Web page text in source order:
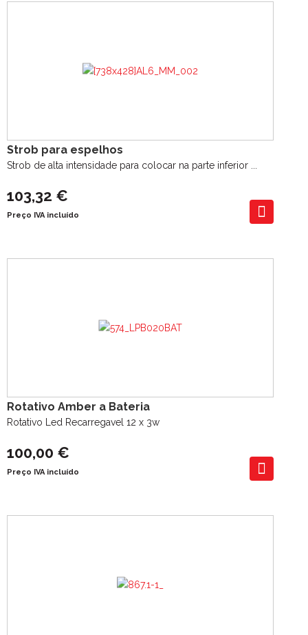
Strob para espelhos
Strob de alta intensidade para colocar na parte inferior ...
103,32 €
Preço IVA incluído
Rotativo Amber a Bateria
Rotativo Led Recarregavel 12 x 3w
100,00 €
Preço IVA incluído